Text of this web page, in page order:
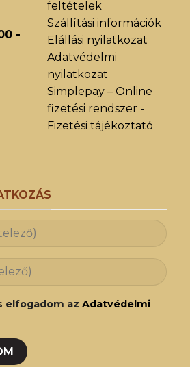
-
feltételek
Szállítási információk
Elállási nyilatkozat
Adatvédelmi
nyilatkozat
Simplepay – Online
fizetési rendszer -
Fizetési tájékoztató
elfogadom az Adatvédelmi